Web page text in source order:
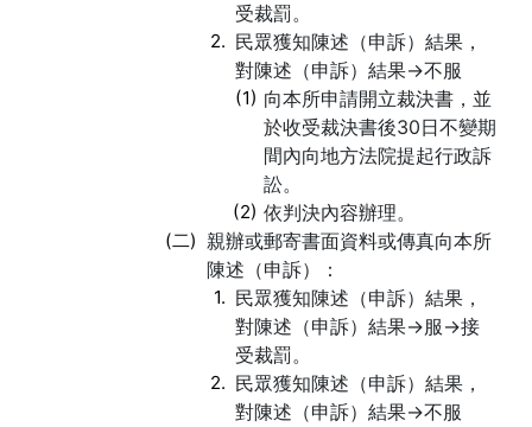
受裁罰。
2. 民眾獲知陳述（申訴）結果，
對陳述（申訴）結果→不服
(1) 向本所申請開立裁決書，並
於收受裁決書後30日不變期
間內向地方法院提起行政訴
訟。
(2) 依判決內容辦理。
(二) 親辦或郵寄書面資料或傳真向本所
陳述（申訴）：
1. 民眾獲知陳述（申訴）結果，
對陳述（申訴）結果→服→接
受裁罰。
2. 民眾獲知陳述（申訴）結果，
對陳述（申訴）結果→不服